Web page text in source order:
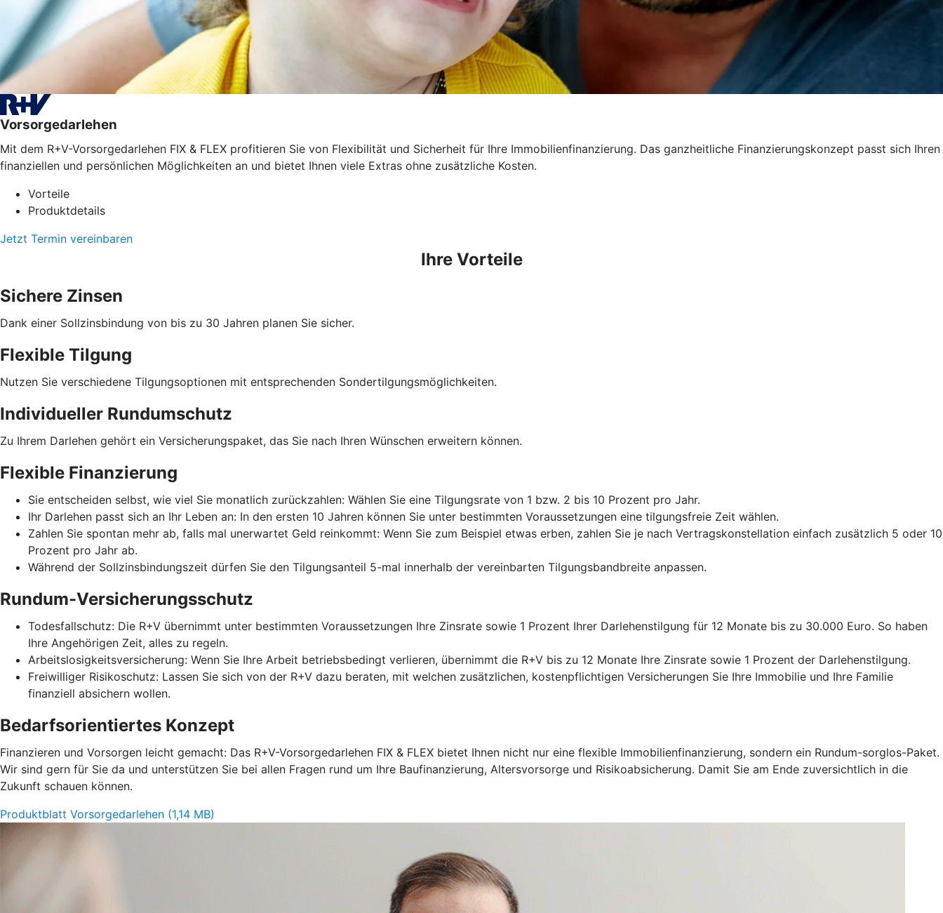
Vorsorgedarlehen
Mit dem R+V-Vorsorgedarlehen FIX & FLEX profitieren Sie von Flexibilität und Sicherheit für Ihre Immobilienfinanzierung. Das ganzheitliche Finanzierungskonzept passt sich Ihren
finanziellen und persönlichen Möglichkeiten an und bietet Ihnen viele Extras ohne zusätzliche Kosten.
Vorteile
Produktdetails
Jetzt Termin vereinbaren
Ihre Vorteile
Sichere Zinsen
Dank einer Sollzinsbindung von bis zu 30 Jahren planen Sie sicher.
Flexible Tilgung
Nutzen Sie verschiedene Tilgungsoptionen mit entsprechenden Sondertilgungsmöglichkeiten.
Individueller Rundumschutz
Zu Ihrem Darlehen gehört ein Versicherungspaket, das Sie nach Ihren Wünschen erweitern können.
Flexible Finanzierung
Sie entscheiden selbst, wie viel Sie monatlich zurückzahlen: Wählen Sie eine Tilgungsrate von 1 bzw. 2 bis 10 Prozent pro Jahr.
Ihr Darlehen passt sich an Ihr Leben an: In den ersten 10 Jahren können Sie unter bestimmten Voraussetzungen eine tilgungsfreie Zeit wählen.
Zahlen Sie spontan mehr ab, falls mal unerwartet Geld reinkommt: Wenn Sie zum Beispiel etwas erben, zahlen Sie je nach Vertragskonstellation einfach zusätzlich 5 oder 10
Prozent pro Jahr ab.
Während der Sollzinsbindungszeit dürfen Sie den Tilgungsanteil 5-mal innerhalb der vereinbarten Tilgungsbandbreite anpassen.
Rundum-Versicherungsschutz
Todesfallschutz: Die R+V übernimmt unter bestimmten Voraussetzungen Ihre Zinsrate sowie 1 Prozent Ihrer Darlehenstilgung für 12 Monate bis zu 30.000 Euro. So haben
Ihre Angehörigen Zeit, alles zu regeln.
Arbeitslosigkeitsversicherung: Wenn Sie Ihre Arbeit betriebsbedingt verlieren, übernimmt die R+V bis zu 12 Monate Ihre Zinsrate sowie 1 Prozent der Darlehenstilgung.
Freiwilliger Risikoschutz: Lassen Sie sich von der R+V dazu beraten, mit welchen zusätzlichen, kostenpflichtigen Versicherungen Sie Ihre Immobilie und Ihre Familie
finanziell absichern wollen.
Bedarfsorientiertes Konzept
Finanzieren und Vorsorgen leicht gemacht: Das R+V-Vorsorgedarlehen FIX & FLEX bietet Ihnen nicht nur eine flexible Immobilienfinanzierung, sondern ein Rundum-sorglos-Paket.
Wir sind gern für Sie da und unterstützen Sie bei allen Fragen rund um Ihre Baufinanzierung, Altersvorsorge und Risikoabsicherung. Damit Sie am Ende zuversichtlich in die
Zukunft schauen können.
Produktblatt Vorsorgedarlehen (1,14 MB)